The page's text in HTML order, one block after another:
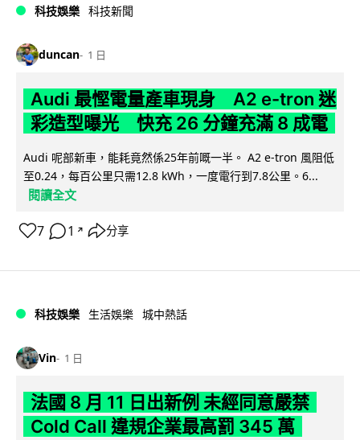
科技娛樂 科技新聞
duncan 1 日
Audi 最慳電量產車現身 A2 e-tron 迷
彩造型曝光 快充 26 分鐘充滿 8 成電
Audi 呢部新車，能耗竟然係25年前嘅一半。 A2 e-tron 風阻低
至0.24，每百公里只需12.8 kWh，一度電行到7.8公里。6...
閱讀全文
7 1 ↗ 分享
科技娛樂 生活娛樂 城中熱話
Vin 1 日
法國 8 月 11 日出新例 未經同意嚴禁
Cold Call 違規企業最高罰 345 萬